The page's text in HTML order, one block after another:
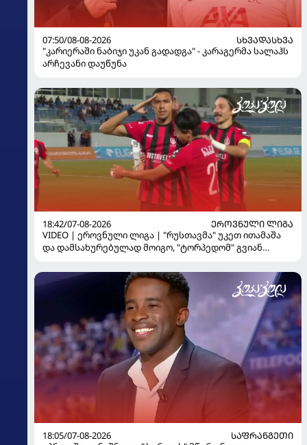
07:50/08-08-2026
ᲡᲮᲕᲐᲓᲐᲡᲮᲕᲐ
"კარიერაში ნაბიჯი უკან გადადგა" - კარაგერმა სალაჰს
არჩევანი დაუწუნა
18:42/07-08-2026
ᲔᲠᲝᲕᲜᲣᲚᲘ ᲚᲘᲒᲐ
VIDEO | ეროვნული ლიგა | "რუსთავმა" უკეთ ითამაშა
და დამსახურებულად მოიგო, "ტორპედომ" გვიან
18:05/07-08-2026
ᲡᲐᲤᲠᲐᲜᲒᲔᲗᲘ